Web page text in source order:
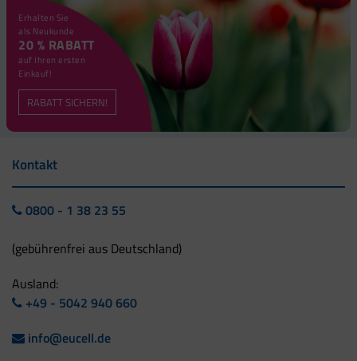
Erhalten Sie
als Neukunde
20 % RABATT
auf Ihren ersten
Einkauf!
RABATT SICHERN!
Kontakt
0800 - 1 38 23 55
(gebührenfrei aus Deutschland)
Ausland:
+49 - 5042 940 660
info@eucell.de